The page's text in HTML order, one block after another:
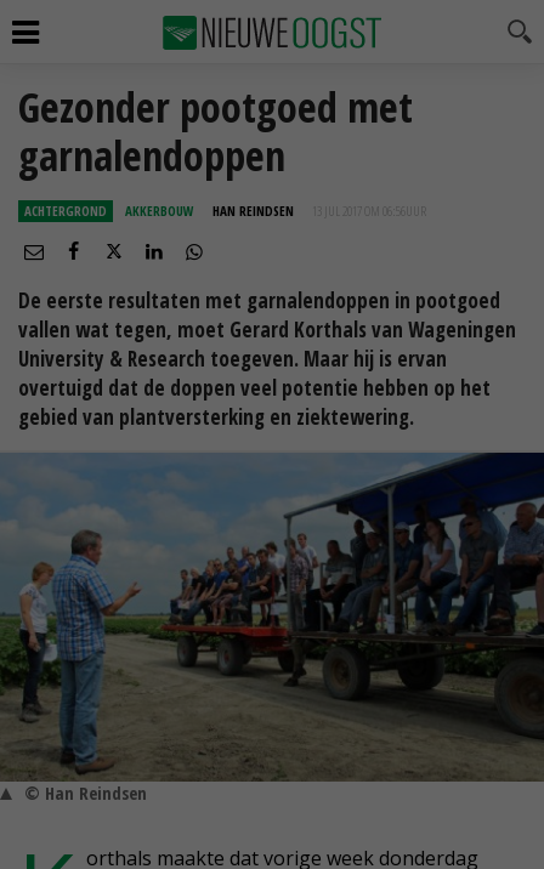
Gezonder pootgoed met
garnalendoppen
ACHTERGROND AKKERBOUW HAN REINDSEN 13 JUL 2017 OM 06:56
De eerste resultaten met garnalendoppen in pootgoed
vallen wat tegen, moet Gerard Korthals van Wageningen
University & Research toegeven. Maar hij is ervan
overtuigd dat de doppen veel potentie hebben op het
gebied van plantversterking en ziektewering.
© Han Reindsen
orthals maakte dat vorige week donderdag